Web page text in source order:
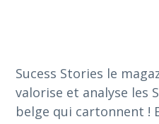
Sucess Stories le
valorise et analyse les
belge qui cartonnent !